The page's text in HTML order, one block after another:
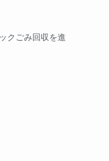
クごみ回収を進